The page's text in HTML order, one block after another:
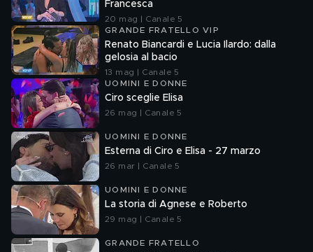
Francesca
20 mag | Canale 5
GRANDE FRATELLO VIP
Renato Biancardi e Lucia Ilardo: dalla
gelosia al bacio
13 mag | Canale 5
UOMINI E DONNE
Ciro sceglie Elisa
26 mag | Canale 5
UOMINI E DONNE
Esterna di Ciro e Elisa - 27 marzo
26 mar | Canale 5
UOMINI E DONNE
La storia di Agnese e Roberto
29 mag | Canale 5
GRANDE FRATELLO